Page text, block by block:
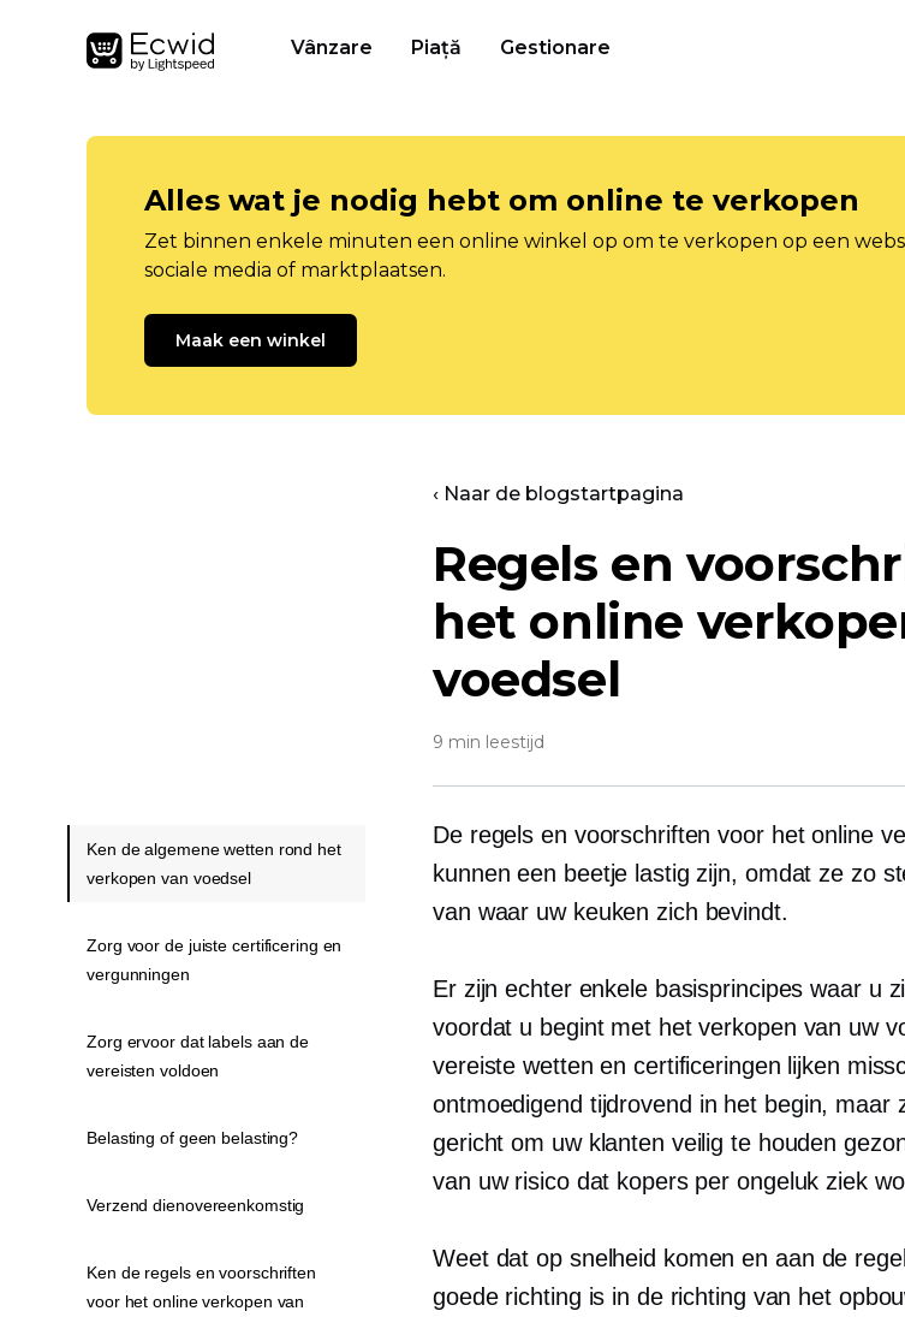
Vânzare Piață Gestionare
Alles wat je nodig hebt om online te verkopen
Zet binnen enkele minuten een online winkel op om te verkopen op een
sociale media of marktplaatsen.
Maak een winkel
‹ Naar de blogstartpagina
Regels en
het online
voedsel
9 min leestijd
De regels en voorschriften voor het online
kunnen een beetje lastig zijn, omdat ze zo
van waar uw keuken zich bevindt.
Er zijn echter enkele basisprincipes waar u
voordat u begint met het verkopen van uw
vereiste wetten en certificeringen lijken
ontmoedigend tijdrovend in het begin, maar
gericht om uw klanten veilig te houden
van uw risico dat kopers per ongeluk ziek
Weet dat op snelheid komen en aan de
goede richting is in de richting van het
Ken de algemene wetten rond het
verkopen van voedsel
Zorg voor de juiste certificering en
vergunningen
Zorg ervoor dat labels aan de
vereisten voldoen
Belasting of geen belasting?
Verzend dienovereenkomstig
Ken de regels en voorschriften
voor het online verkopen van